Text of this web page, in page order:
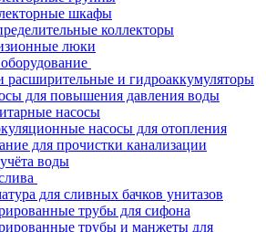
шкафы
коллекторы
люки
расширительные и гидроаккумуляторы
для повышения давления воды
насосы
насосы для отопления
для прочистки канализации
воды
для сливных бачков унитазов
трубы для сифона
трубы и манжеты для